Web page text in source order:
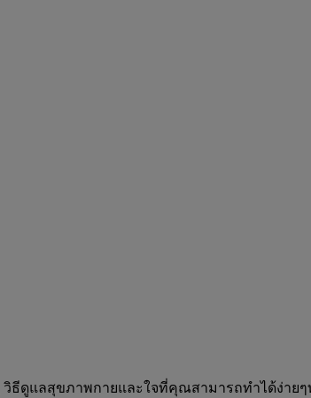
วิธีดูแลสุขภาพกายและใจที่คุณสามารถทำได้ง่าย